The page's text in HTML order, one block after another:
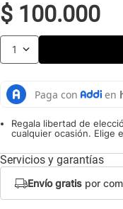
$ 100.000
1
Regala libertad de
cualquier ocasión. Elige
Servicios y garantías
Envío gratis por
9.